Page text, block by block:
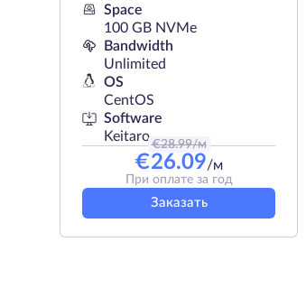
Space
100 GB NVMe
Bandwidth
Unlimited
OS
CentOS
Software
Keitaro
€28.99/м
€26.09/м
При оплате за год
Заказать